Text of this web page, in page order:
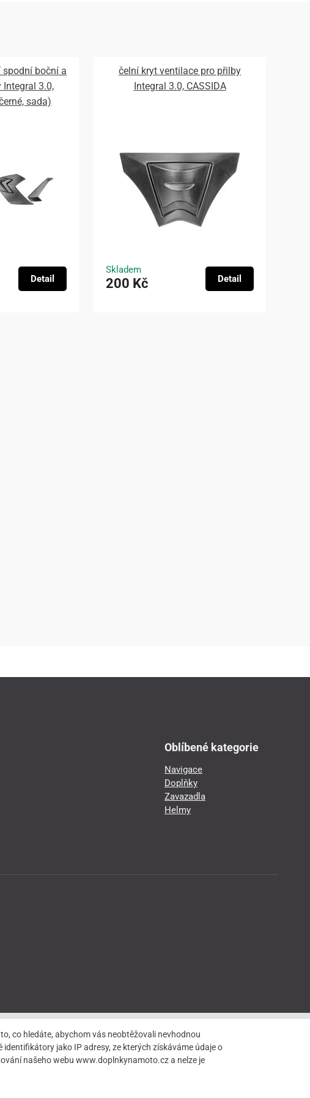
boční a
3.0,
sada)
Detail
čelní kryt ventilace pro přilby
Integral 3.0, CASSIDA
Skladem
200 Kč Detail
Oblíbené kategorie
Navigace
Doplňky
Zavazadla
Helmy
co hledáte, abychom vás neobtěžovali nevhodnou
jako IP adresy, ze kterých získáváme údaje o
našeho webu www.doplnkynamoto.cz a nelze je